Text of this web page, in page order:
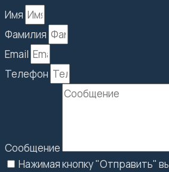
Имя
Фамилия
Email
Телефон
Сообщение
Нажимая кнопку "Отправить"